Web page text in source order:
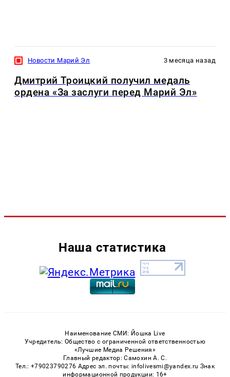
Новости Марий Эл 3 месяца назад
Дмитрий Троицкий получил медаль
ордена «За заслуги перед Марий Эл»
Наша статистика
Наименование СМИ: Йошка Live
Учредитель: Общество с ограниченной ответственностью
«Лучшие Медиа Решения»
Главный редактор: Самохин А. С.
Тел.: +79023790276 Адрес эл. почты: infolivesmi@yandex.ru Знак
информационной продукции: 16+